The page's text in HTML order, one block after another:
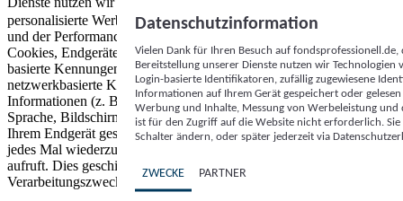
Partnern (5)
personalisierte Werbung und Inhalte, Messung von Werbeleistung
und der Performance von Inhalten sowie Zielgruppenforschung.
Cookies, Endgeräte- oder ähnliche Online-Kennungen (z. B. login-
basierte Kennungen, zufällig generierte Kennungen,
netzwerkbasierte Kennungen) können zusammen mit anderen
Informationen (z. B. Browsertyp und Browserinformationen,
Sprache, Bildschirmgröße, unterstützte Technologien usw.) auf
Ihrem Endgerät gespeichert oder von dort ausgelesen werden, um es
jedes Mal wiederzuerkennen, wenn es eine App oder einer Webseite
aufruft. Dies geschieht für einen oder mehrere der hier aufgeführten
Verarbeitungszwecke.
Datenschutzinformation
Vielen Dank für Ihren Besuch auf
Bereitstellung unserer Dienste nutzen wir Technologien
Login-basierte Identifikatoren, zufällig zugewiesene
Informationen auf Ihrem Gerät gespeichert oder
Werbung und Inhalte, Messung von Werbeleistung
ist für den Zugriff auf die Website nicht erforderlich.
Schalter ändern, oder später jederzeit via
ZWECKE PARTNER